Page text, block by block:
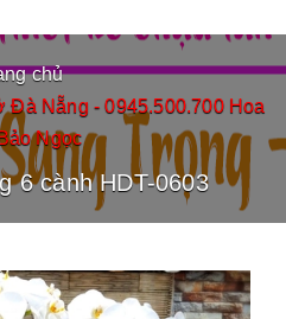
chủ
Đà Nẵng - 0945.500.700 Hoa
Ngọc
6 cành HDT-0603